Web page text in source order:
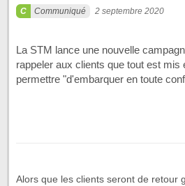
Communiqué 2 septembre 2020
La STM lance une nouvelle
rappeler aux clients que tout est mis
permettre "d'embarquer en toute
Alors que les clients seront de retour